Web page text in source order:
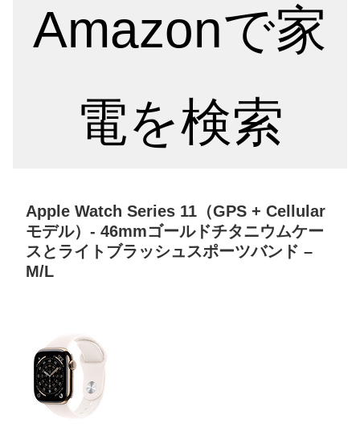
Amazonで家
電を検索
Apple Watch Series 11（GPS + Cellular
モデル）- 46mmゴールドチタニウムケー
スとライトブラッシュスポーツバンド –
M/L